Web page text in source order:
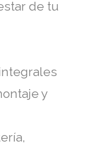
de tu
y